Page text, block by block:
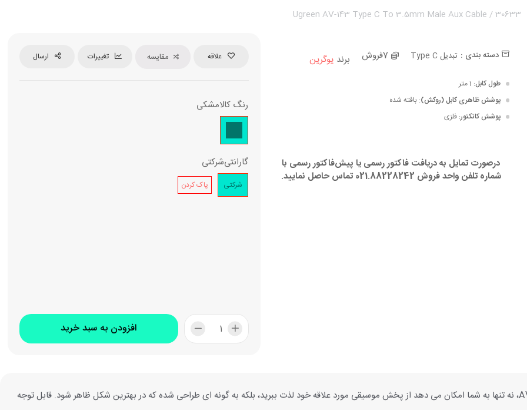
جمعه سیاه
جمعه سیاه
Ugreen AV-143 Type C To 3.5mm Male Aux Cable / 30633
دسته بندی : تبدیل Type C 7فروش برند یوگرین
طول کابل: 1 متر
پوشش ظاهری کابل (روکش): بافته شده
پوشش کانکتور: فلزی
درصورت تمایل به دریافت فاکتور رسمی یا پیش‌فاکتور رسمی با
شماره تلفن واحد فروش 021.88228242 تماس حاصل نمایید.
علاقه مقایسه تغییرات ارسال
رنگ کالامشکی
گارانتیشرکتی
شرکتی پاک کردن
افزودن به سبد خرید
کابل تبدیل USB-C به جک 3.5 میلی متری یوگرین مدل AV143 – 30633، نه تنها به شما امکان می دهد از پخش موسیقی مورد علاقه خود لذت ببرید، بلکه به گونه ای طراحی شده که در بهترین شکل ظاهر شود. قابل توجه